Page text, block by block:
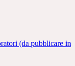
(da pubblicare in